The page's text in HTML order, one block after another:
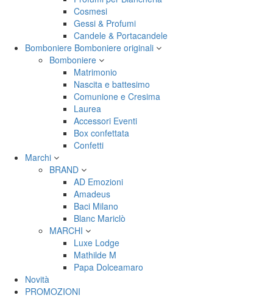
Cosmesi
Gessi & Profumi
Candele & Portacandele
Bomboniere Bomboniere originali
Bomboniere
Matrimonio
Nascita e battesimo
Comunione e Cresima
Laurea
Accessori Eventi
Box confettata
Confetti
Marchi
BRAND
AD Emozioni
Amadeus
Baci Milano
Blanc Mariclò
MARCHI
Luxe Lodge
Mathilde M
Papa Dolceamaro
Novità
PROMOZIONI